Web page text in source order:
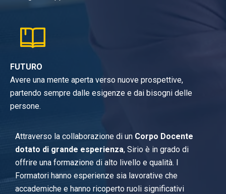
FUTURO
Avere una mente aperta verso nuove prospettive,
partendo sempre dalle esigenze e dai bisogni delle
persone.
Attraverso la collaborazione di un Corpo Docente
dotato di grande esperienza, Sirio è in grado di
offrire una formazione di alto livello e qualità. I
Formatori hanno esperienze sia lavorative che
accademiche e hanno ricoperto ruoli significativi